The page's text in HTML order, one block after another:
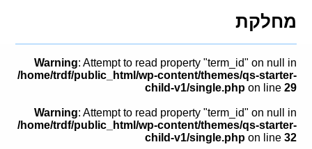
ביה”ס ללימודי המשך
המכון הישראלי לטכנולוגיות ייצור חומרים
משאבי אנוש
כספים וכלכלה
המחלקה המשפטית
מחלקת
Warning: Attempt to read property "term_id" on null in
/home/trdf/public_html/wp-content/themes/qs-starter-
child-v1/single.phpon line 29
Warning: Attempt to read property "term_id" on null in
/home/trdf/public_html/wp-content/themes/qs-starter-
child-v1/single.phpon line 32